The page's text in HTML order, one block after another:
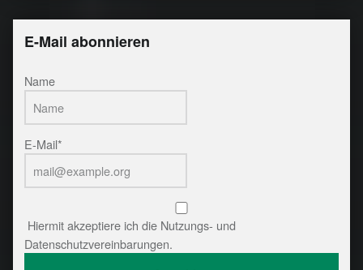
E-Mail abonnieren
Name
E-Mail*
Hiermit akzeptiere ich die Nutzungs- und
Datenschutzvereinbarungen.